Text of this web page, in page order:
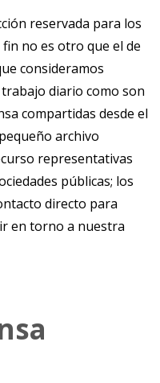
reservada para los
no es otro que el de
consideramos
diario como son
compartidas desde el
archivo
representativas
públicas; los
directo para
en torno a nuestra